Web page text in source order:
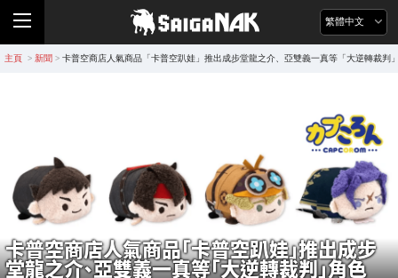
繁體中文
主頁 > 新聞 > 卡普空商店人氣商品「卡普空趴娃」推出成步堂龍之介、亞雙義一真等「大逆轉裁判
卡普空商店人氣商品「卡普空趴娃」推出成步
堂龍之介、亞雙義一真等「大逆轉裁判」角色